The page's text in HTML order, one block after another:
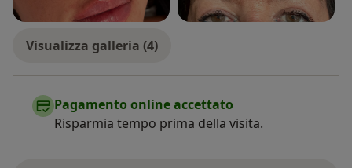
Visualizza galleria (4)
Pagamento online accettato
Risparmia tempo prima della visita.